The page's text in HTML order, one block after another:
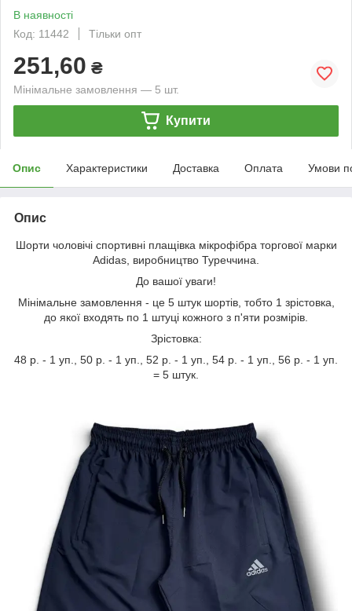
В наявності
Код: 11442
Тільки опт
251,60 ₴
Мінімальне замовлення — 5 шт.
Купити
Опис Характеристики Доставка Оплата Умови
Опис
Шорти чоловічі спортивні плащівка мікрофібра торгової марки
Adidas, виробництво Туреччина.
До вашої уваги!
Мінімальне замовлення - це 5 штук шортів, тобто 1 зрістовка,
до якої входять по 1 штуці кожного з п'яти розмірів.
Зрістовка:
48 р. - 1 уп., 50 р. - 1 уп., 52 р. - 1 уп., 54 р. - 1 уп., 56 р. - 1 уп.
= 5 штук.